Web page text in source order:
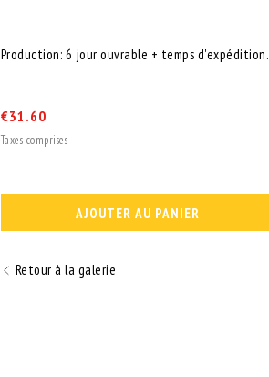
Production: 6 jour ouvrable + temps d'expédition.
€31.60
Taxes comprises
AJOUTER AU PANIER
Retour à la galerie